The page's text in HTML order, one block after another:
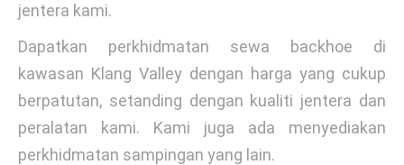
jentera kami.
Dapatkan perkhidmatan sewa backhoe di
kawasan Klang Valley dengan harga yang cukup
berpatutan, setanding dengan kualiti jentera dan
peralatan kami. Kami juga ada menyediakan
perkhidmatan sampingan yang lain.